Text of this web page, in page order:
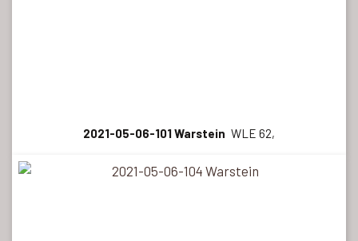
2021-05-06-101 Warstein WLE 62,